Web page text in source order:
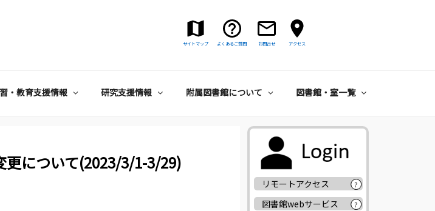
サイトマップ よくあるご質問 お問合せ アクセス
・教育支援情報 研究支援情報 附属図書館について 図書館・室一覧
更について(2023/3/1-3/29)
リモートアクセス ?
図書館webサービス ?